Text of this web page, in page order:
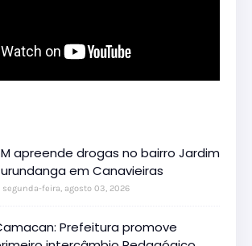
apreende drogas no bairro Jardim
em Canavieiras
segunda-feira, agosto 03, 2026
Prefeitura promove